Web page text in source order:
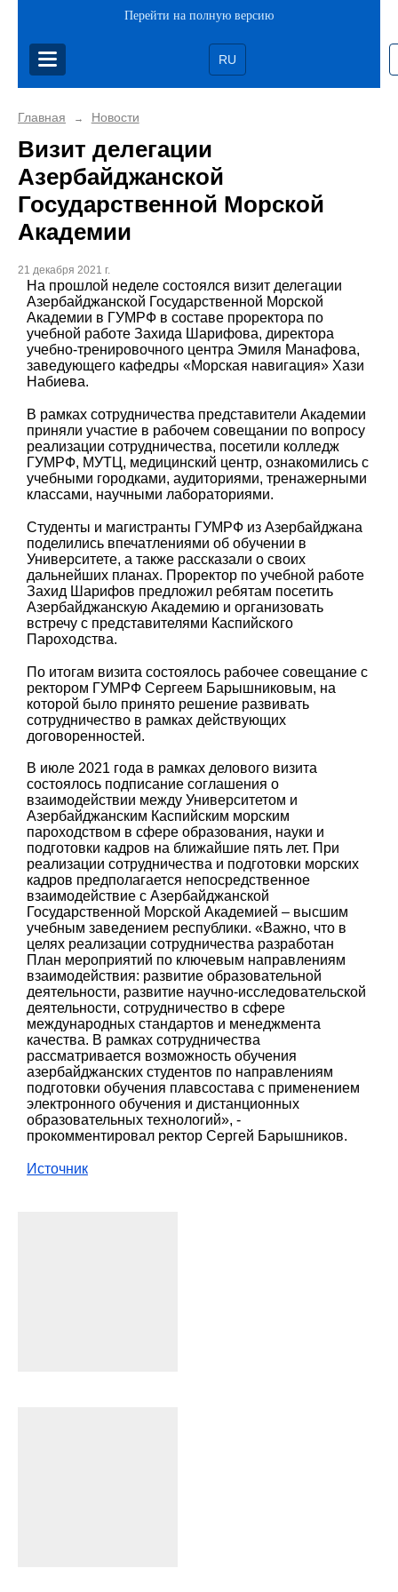
Перейти на полную версию
RU
Главная → Новости
Визит делегации
Азербайджанской
Государственной Морской
Академии
21 декабря 2021 г.
На прошлой неделе состоялся визит делегации
Азербайджанской Государственной Морской
Академии в ГУМРФ в составе проректора по
учебной работе Захида Шарифова, директора
учебно-тренировочного центра Эмиля Манафова,
заведующего кафедры «Морская навигация» Хази
Набиева.
В рамках сотрудничества представители Академии
приняли участие в рабочем совещании по вопросу
реализации сотрудничества, посетили колледж
ГУМРФ, МУТЦ, медицинский центр, ознакомились с
учебными городками, аудиториями, тренажерными
классами, научными лабораториями.
Студенты и магистранты ГУМРФ из Азербайджана
поделились впечатлениями об обучении в
Университете, а также рассказали о своих
дальнейших планах. Проректор по учебной работе
Захид Шарифов предложил ребятам посетить
Азербайджанскую Академию и организовать
встречу с представителями Каспийского
Пароходства.
По итогам визита состоялось рабочее совещание с
ректором ГУМРФ Сергеем Барышниковым, на
которой было принято решение развивать
сотрудничество в рамках действующих
договоренностей.
В июле 2021 года в рамках делового визита
состоялось подписание соглашения о
взаимодействии между Университетом и
Азербайджанским Каспийским морским
пароходством в сфере образования, науки и
подготовки кадров на ближайшие пять лет. При
реализации сотрудничества и подготовки морских
кадров предполагается непосредственное
взаимодействие с Азербайджанской
Государственной Морской Академией – высшим
учебным заведением республики. «Важно, что в
целях реализации сотрудничества разработан
План мероприятий по ключевым направлениям
взаимодействия: развитие образовательной
деятельности, развитие научно-исследовательской
деятельности, сотрудничество в сфере
международных стандартов и менеджмента
качества. В рамках сотрудничества
рассматривается возможность обучения
азербайджанских студентов по направлениям
подготовки обучения плавсостава с применением
электронного обучения и дистанционных
образовательных технологий», -
прокомментировал ректор Сергей Барышников.
Источник